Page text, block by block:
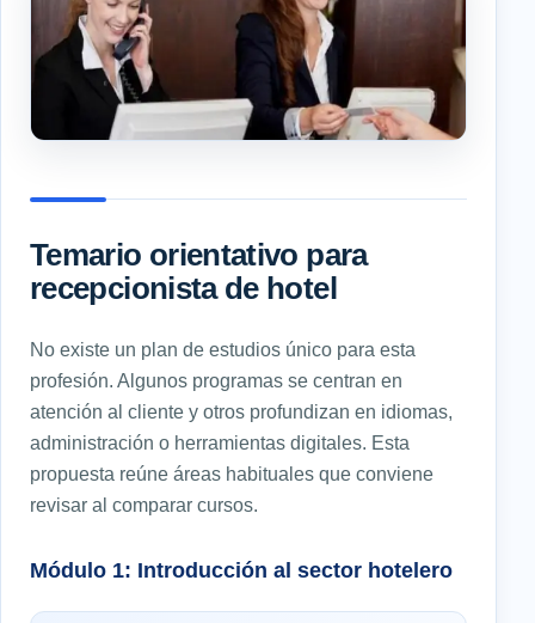
Temario orientativo para
recepcionista de hotel
No existe un plan de estudios único para esta
profesión. Algunos programas se centran en
atención al cliente y otros profundizan en idiomas,
administración o herramientas digitales. Esta
propuesta reúne áreas habituales que conviene
revisar al comparar cursos.
Módulo 1: Introducción al sector hotelero